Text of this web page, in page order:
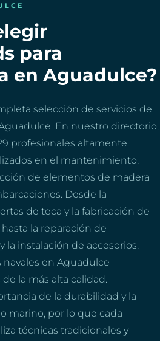
para
en Aguadulce?
selección de servicios de
En nuestro directorio,
profesionales altamente
en el mantenimiento,
de elementos de madera
Desde la
de teca y la fabricación de
la reparación de
la instalación de accesorios,
en Aguadulce
la más alta calidad.
de la durabilidad y la
marino, por lo que cada
técnicas tradicionales y